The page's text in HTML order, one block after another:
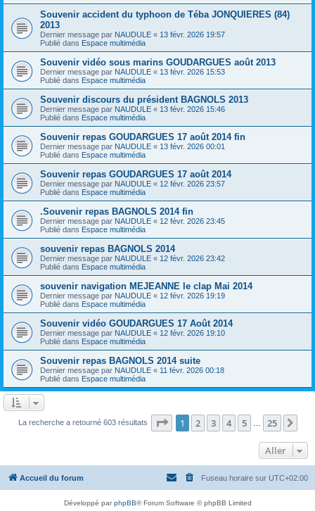
Souvenir accident du typhoon de Téba JONQUIERES (84)
2013
Dernier message par NAUDULE « 13 févr. 2026 19:57
Publié dans Espace multimédia
Souvenir vidéo sous marins GOUDARGUES août 2013
Dernier message par NAUDULE « 13 févr. 2026 15:53
Publié dans Espace multimédia
Souvenir discours du président BAGNOLS 2013
Dernier message par NAUDULE « 13 févr. 2026 15:46
Publié dans Espace multimédia
Souvenir repas GOUDARGUES 17 août 2014 fin
Dernier message par NAUDULE « 13 févr. 2026 00:01
Publié dans Espace multimédia
Souvenir repas GOUDARGUES 17 août 2014
Dernier message par NAUDULE « 12 févr. 2026 23:57
Publié dans Espace multimédia
.Souvenir repas BAGNOLS 2014 fin
Dernier message par NAUDULE « 12 févr. 2026 23:45
Publié dans Espace multimédia
souvenir repas BAGNOLS 2014
Dernier message par NAUDULE « 12 févr. 2026 23:42
Publié dans Espace multimédia
souvenir navigation MEJEANNE le clap Mai 2014
Dernier message par NAUDULE « 12 févr. 2026 19:19
Publié dans Espace multimédia
Souvenir vidéo GOUDARGUES 17 Août 2014
Dernier message par NAUDULE « 12 févr. 2026 19:10
Publié dans Espace multimédia
Souvenir repas BAGNOLS 2014 suite
Dernier message par NAUDULE « 11 févr. 2026 00:18
Publié dans Espace multimédia
La recherche a retourné 603 résultats Page 1sur25
1 2 3 4 5 25
Aller
Accueil du forum Fuseau horaire sur UTC+02:00
Développé parphpBB® Forum Software © phpBB Limited